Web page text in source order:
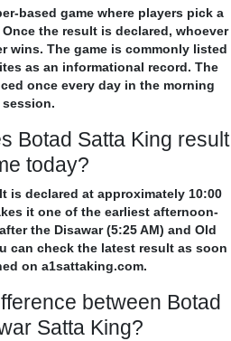
based game where players pick a
the result is declared, whoever
wins. The game is commonly listed
as an informational record. The
once every day in the morning
session.
Botad Satta King result
today?
is declared at approximately 10:00
it one of the earliest afternoon-
the Disawar (5:25 AM) and Old
can check the latest result as soon
on a1sattaking.com.
between Botad
Satta King?